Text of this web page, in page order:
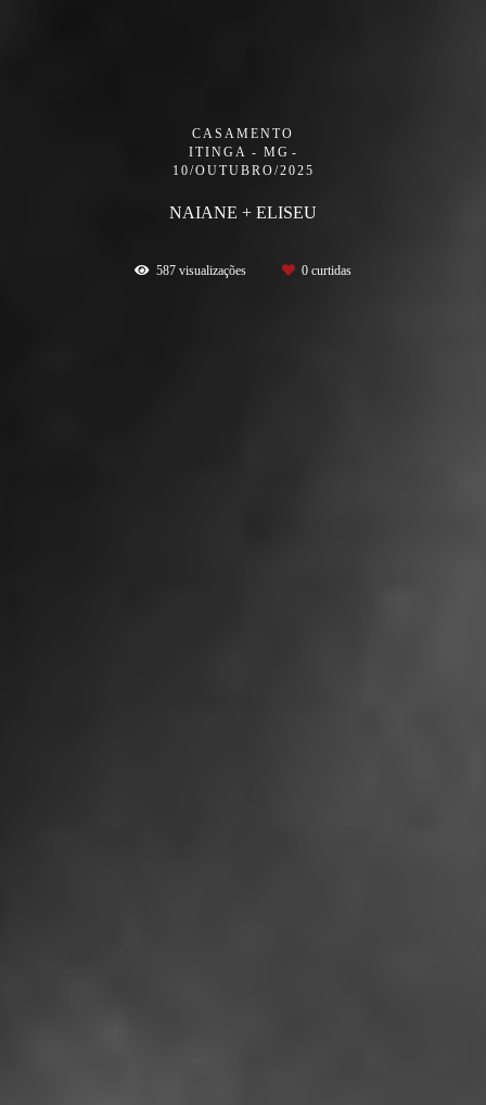
CASAMENTO
ITINGA - MG
10/OUTUBRO/2025
NAIANE + ELISEU
587 visualizações 0 curtidas